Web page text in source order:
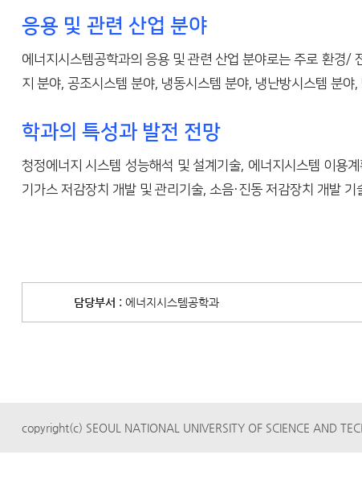
응용 및 관련 산업 분야
에너지시스템공학과의 응용 및 관련 산업 분야로는 주로 환경/
지 분야, 공조시스템 분야, 냉동시스템 분야, 냉난방시스템 분
학과의 특성과 발전 전망
청정에너지 시스템 성능해석 및 설계기술, 에너지시스템 이용
기가스 저감장치 개발 및 관리기술, 소음·진동 저감장치 개발
담당부서 : 에너지시스템공학과
copyright(c) SEOUL NATIONAL UNIVERSITY OF SCIENCE AND